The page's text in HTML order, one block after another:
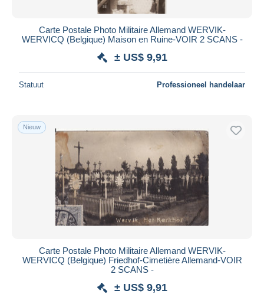
Carte Postale Photo Militaire Allemand WERVIK-
WERVICQ (Belgique) Maison en Ruine-VOIR 2 SCANS -
± US$ 9,91
Statuut Professioneel handelaar
Nieuw
Carte Postale Photo Militaire Allemand WERVIK-
WERVICQ (Belgique) Friedhof-Cimetière Allemand-VOIR
2 SCANS -
± US$ 9,91